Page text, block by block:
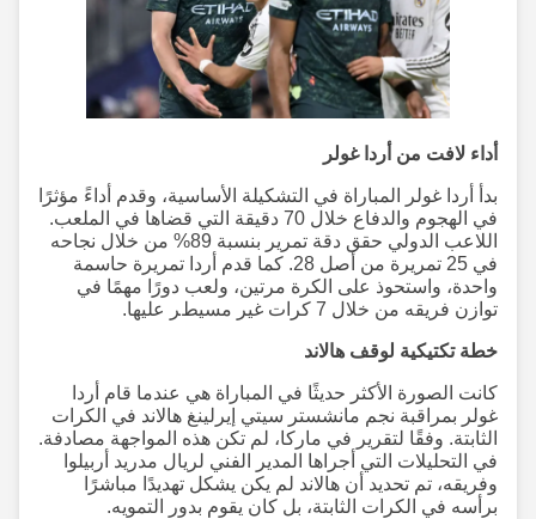
أداء لافت من أردا غولر
بدأ أردا غولر المباراة في التشكيلة الأساسية، وقدم أداءً مؤثرًا
في الهجوم والدفاع خلال 70 دقيقة التي قضاها في الملعب.
اللاعب الدولي حقق دقة تمرير بنسبة 89% من خلال نجاحه
في 25 تمريرة من أصل 28. كما قدم أردا تمريرة حاسمة
واحدة، واستحوذ على الكرة مرتين، ولعب دورًا مهمًا في
توازن فريقه من خلال 7 كرات غير مسيطر عليها.
خطة تكتيكية لوقف هالاند
كانت الصورة الأكثر حديثًا في المباراة هي عندما قام أردا
غولر بمراقبة نجم مانشستر سيتي إيرلينغ هالاند في الكرات
الثابتة. وفقًا لتقرير في ماركا، لم تكن هذه المواجهة مصادفة.
في التحليلات التي أجراها المدير الفني لريال مدريد أربيلوا
وفريقه، تم تحديد أن هالاند لم يكن يشكل تهديدًا مباشرًا
برأسه في الكرات الثابتة، بل كان يقوم بدور التمويه.